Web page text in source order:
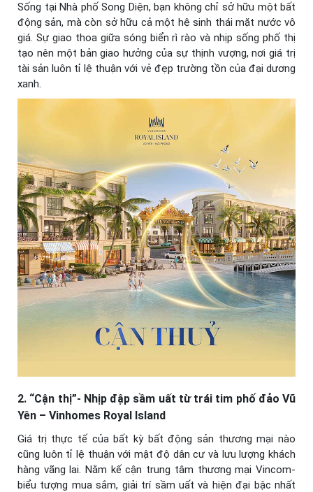
Sống tại Nhà phố Song Diện, bạn không chỉ sở hữu một bất
động sản, mà còn sở hữu cả một hệ sinh thái mặt nước vô
giá. Sự giao thoa giữa sóng biển rì rào và nhịp sống phố thị
tạo nên một bản giao hưởng của sự thịnh vượng, nơi giá trị
tài sản luôn tỉ lệ thuận với vẻ đẹp trường tồn của đại dương
xanh.
2. “Cận thị”- Nhịp đập sầm uất từ trái tim phố đảo Vũ
Yên – Vinhomes Royal Island
Giá trị thực tế của bất kỳ bất động sản thương mại nào
cũng luôn tỉ lệ thuận với mật độ dân cư và lưu lượng khách
hàng vãng lai. Nằm kế cận trung tâm thương mại Vincom-
biểu tượng mua sắm, giải trí sầm uất và hiện đại bậc nhất